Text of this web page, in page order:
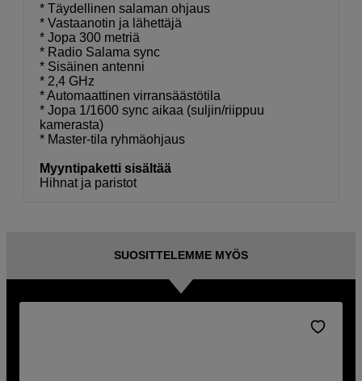
* Täydellinen salaman ohjaus
* Vastaanotin ja lähettäjä
* Jopa 300 metriä
* Radio Salama sync
* Sisäinen antenni
* 2,4 GHz
* Automaattinen virransäästötila
* Jopa 1/1600 sync aikaa (suljin/riippuu
kamerasta)
* Master-tila ryhmäohjaus
Myyntipaketti sisältää
Hihnat ja paristot
SUOSITTELEMME MYÖS